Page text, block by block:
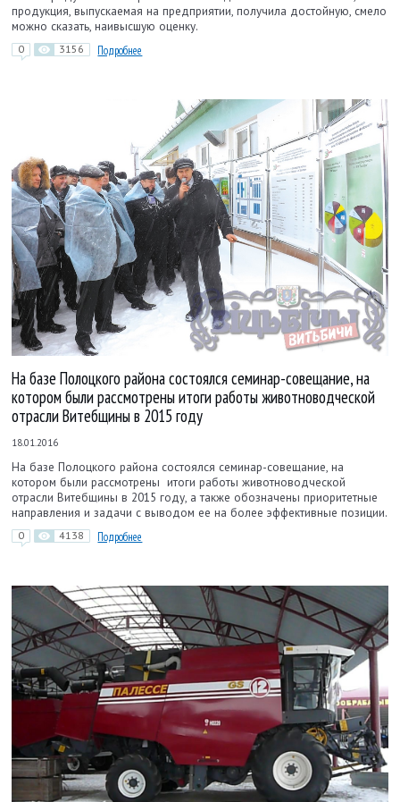
продукция, выпускаемая на предприятии, получила достойную, смело
можно сказать, наивысшую оценку.
0 3156 Подробнее
На базе Полоцкого района состоялся семинар-совещание, на
котором были рассмотрены итоги работы животноводческой
отрасли Витебщины в 2015 году
18.01.2016
На базе Полоцкого района состоялся семинар-совещание, на
котором были рассмотрены итоги работы животноводческой
отрасли Витебщины в 2015 году, а также обозначены приоритетные
направления и задачи с выводом ее на более эффективные позиции.
0 4138 Подробнее